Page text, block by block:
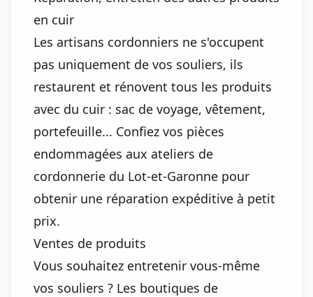
en cuir
Les artisans cordonniers ne s'occupent
pas uniquement de vos souliers, ils
restaurent et rénovent tous les produits
avec du cuir : sac de voyage, vêtement,
portefeuille... Confiez vos pièces
endommagées aux ateliers de
cordonnerie du Lot-et-Garonne pour
obtenir une réparation expéditive à petit
prix.
Ventes de produits
Vous souhaitez entretenir vous-même
vos souliers ? Les boutiques de